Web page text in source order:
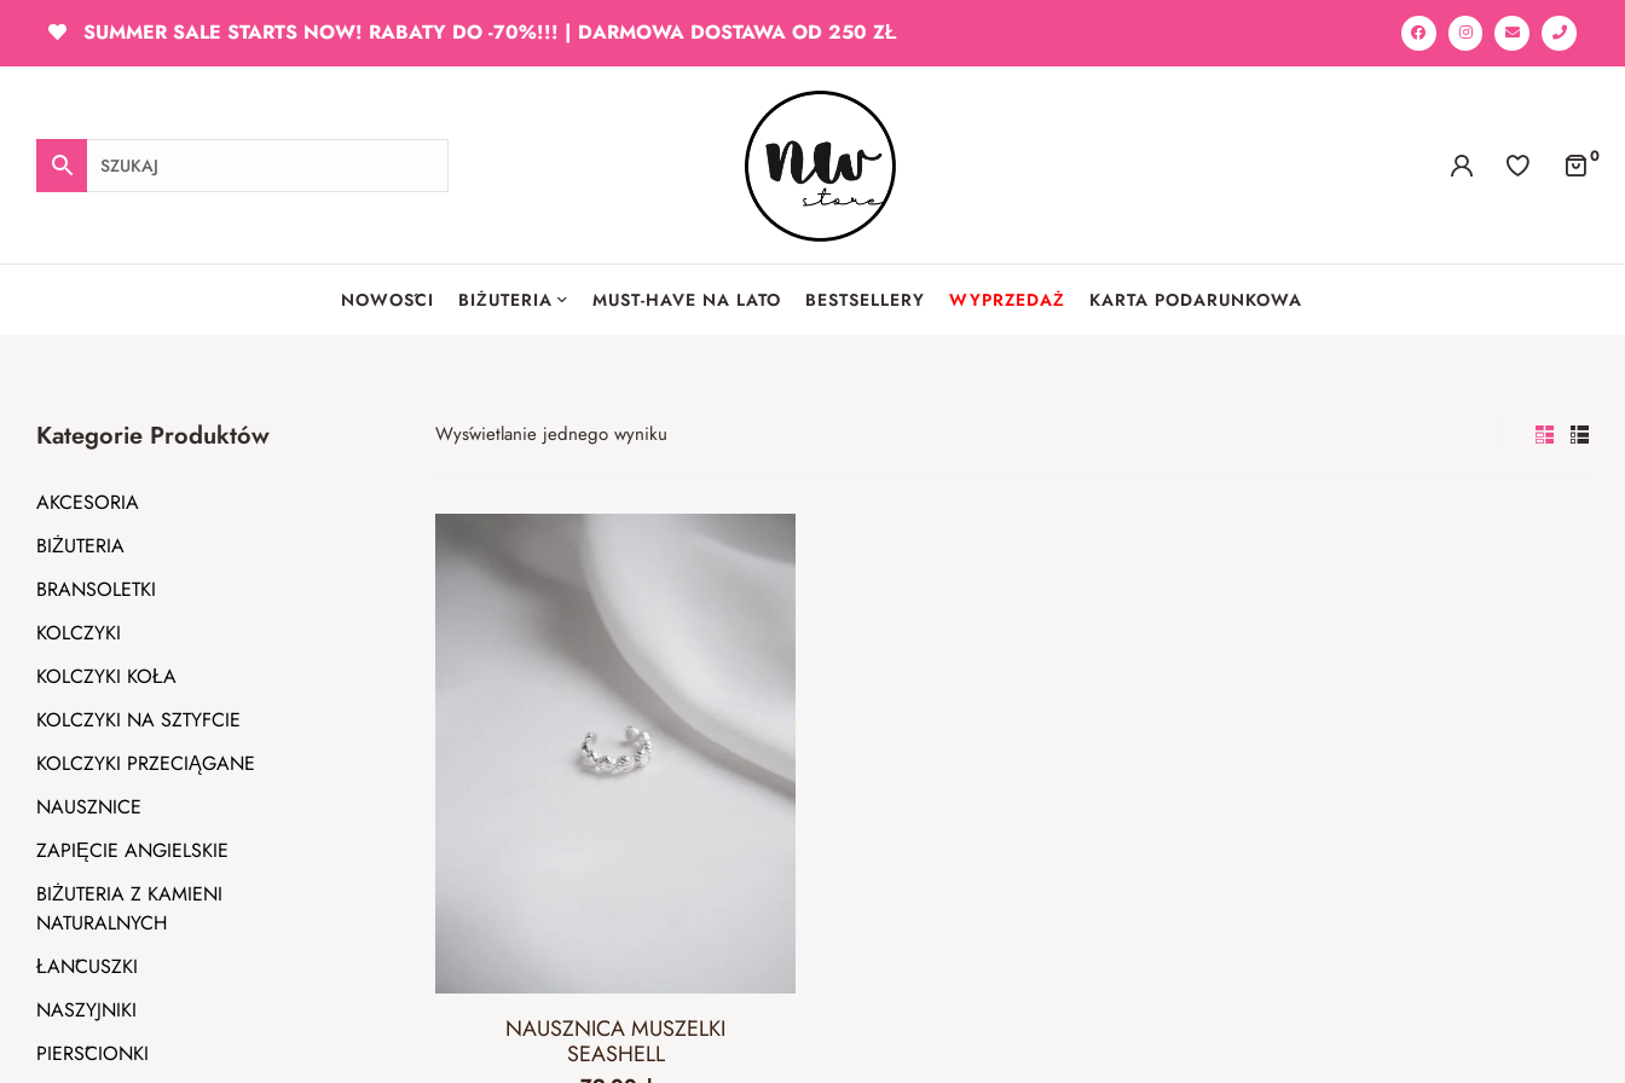
SUMMER SALE STARTS NOW! RABATY DO -70%!!! | DARMOWA DOSTAWA OD 250 ZŁ
0
NOWOŚCI BIŻUTERIA MUST-HAVE NA LATO BESTSELLERY WYPRZEDAŻ KARTA PODARUNKOWA
Wyświetlanie jednego wyniku
NAUSZNICA MUSZELKI
SEASHELL
Kategorie Produktów
AKCESORIA
BIŻUTERIA
BRANSOLETKI
KOLCZYKI
KOLCZYKI KOŁA
KOLCZYKI NA SZTYFCIE
KOLCZYKI PRZECIĄGANE
NAUSZNICE
ZAPIĘCIE ANGIELSKIE
BIŻUTERIA Z KAMIENI
NATURALNYCH
ŁAŃCUSZKI
NASZYJNIKI
PIERŚCIONKI